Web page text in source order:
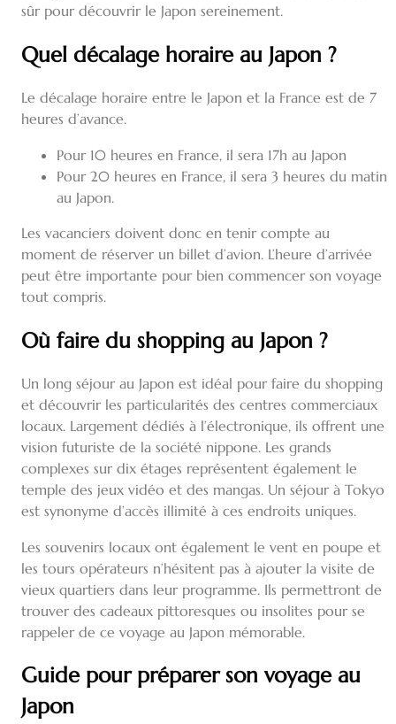
sûr pour découvrir le Japon sereinement.
Quel décalage horaire au Japon ?
Le décalage horaire entre le Japon et la France est de 7
heures d’avance.
Pour 10 heures en France, il sera 17h au Japon
Pour 20 heures en France, il sera 3 heures du matin
au Japon.
Les vacanciers doivent donc en tenir compte au
moment de réserver un billet d’avion. L’heure d’arrivée
peut être importante pour bien commencer son voyage
tout compris.
Où faire du shopping au Japon ?
Un long séjour au Japon est idéal pour faire du shopping
et découvrir les particularités des centres commerciaux
locaux. Largement dédiés à l’électronique, ils offrent une
vision futuriste de la société nippone. Les grands
complexes sur dix étages représentent également le
temple des jeux vidéo et des mangas. Un séjour à Tokyo
est synonyme d’accès illimité à ces endroits uniques.
Les souvenirs locaux ont également le vent en poupe et
les tours opérateurs n’hésitent pas à ajouter la visite de
vieux quartiers dans leur programme. Ils permettront de
trouver des cadeaux pittoresques ou insolites pour se
rappeler de ce voyage au Japon mémorable.
Guide pour préparer son voyage au
Japon